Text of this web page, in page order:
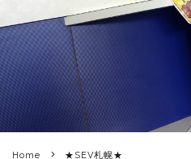
Home ★SEV札幌★